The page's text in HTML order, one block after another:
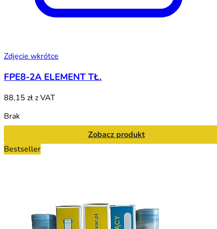
Zdjęcie wkrótce
FPE8-2A ELEMENT TŁ.
88,15 złz VAT
Brak
Zobacz produkt
Bestseller